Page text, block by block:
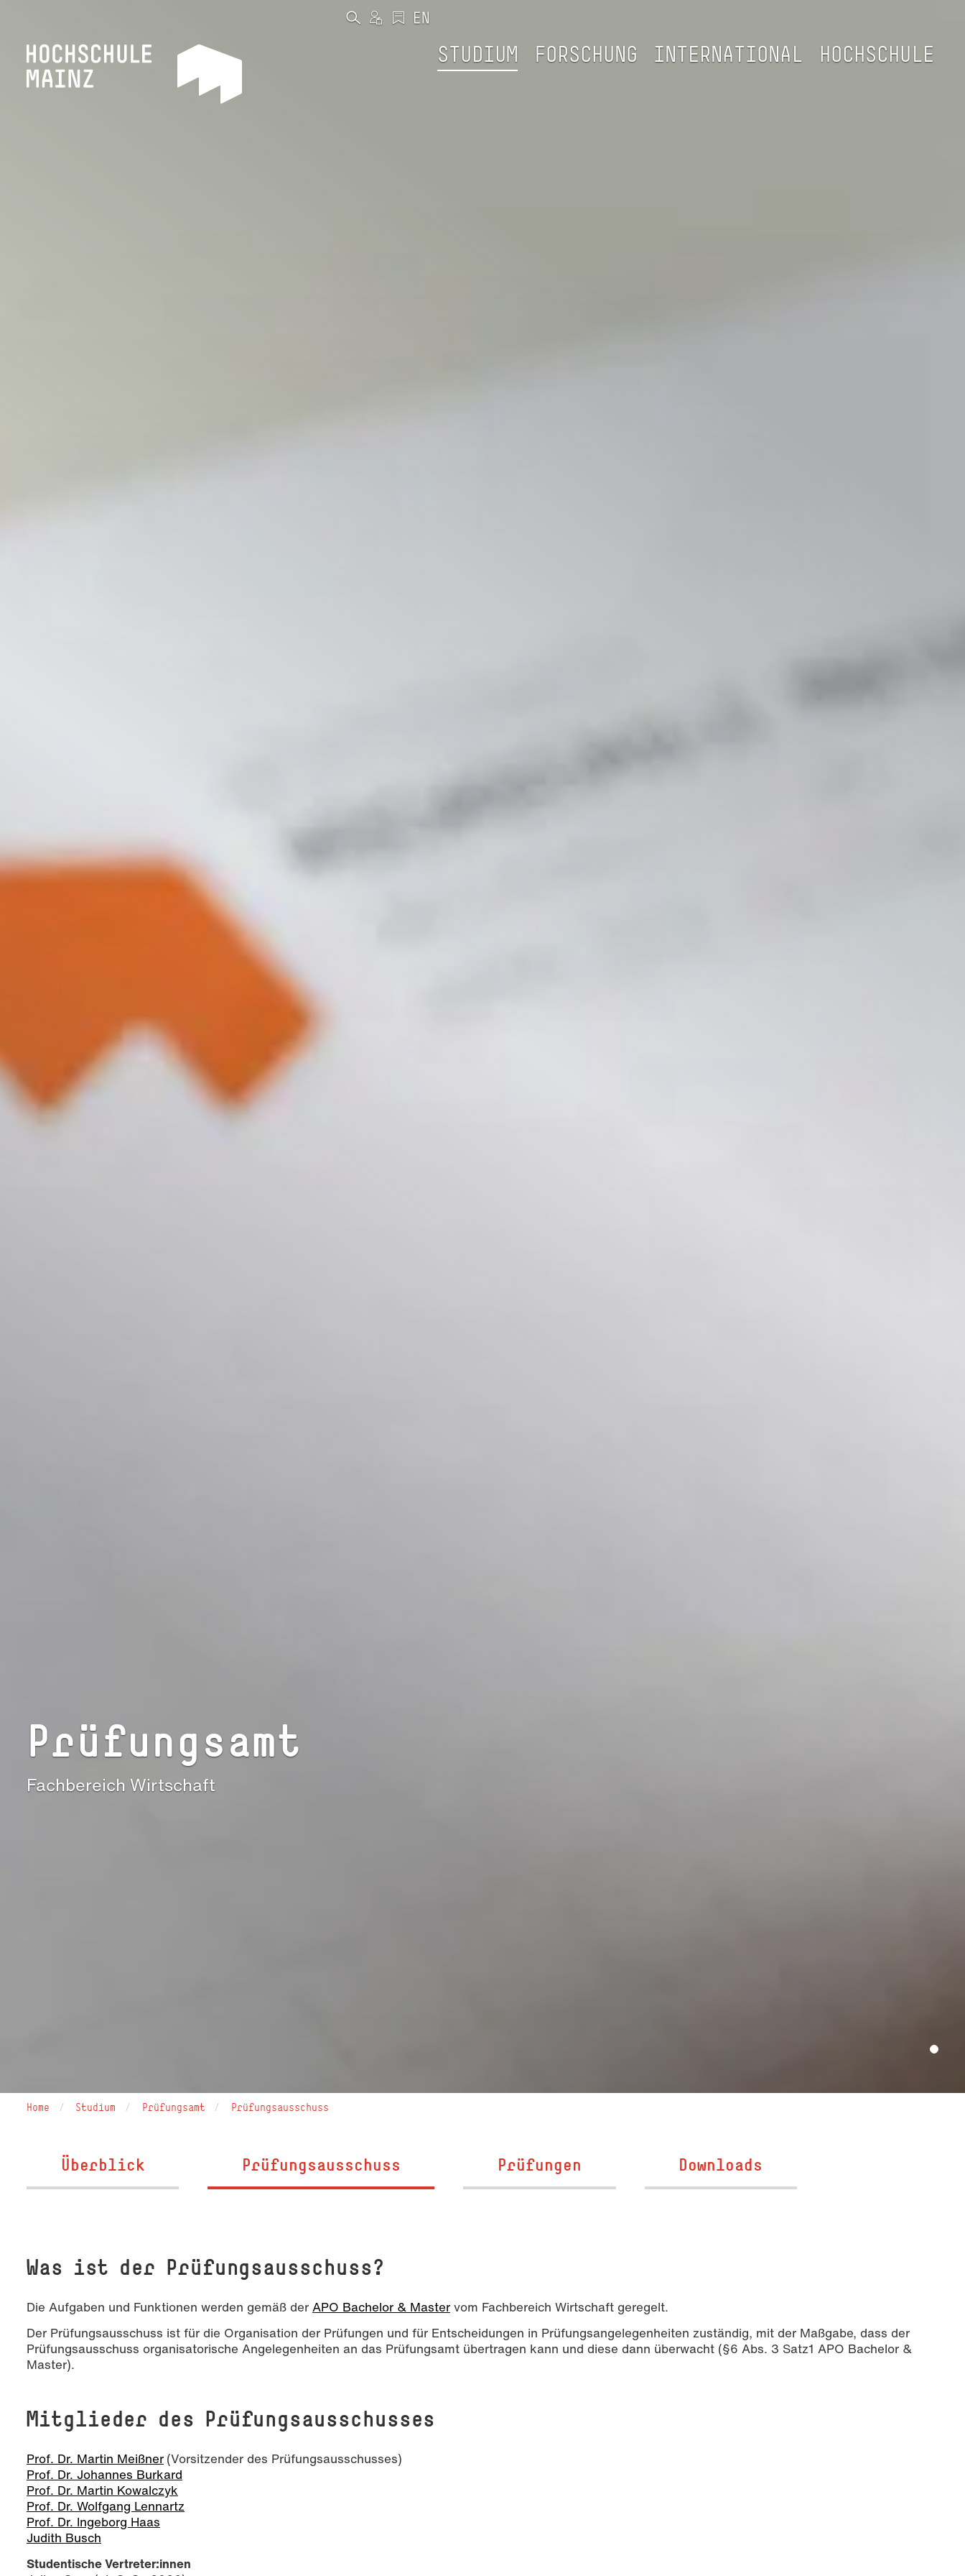
STUDIUM FORSCHUNG INTERNATIONAL HOCHSCHULE
Prüfungsamt
Fachbereich Wirtschaft
Home Studium Prüfungsamt Prüfungsausschuss
Überblick Prüfungsausschuss Prüfungen Downloads
Was ist der Prüfungsausschuss?
Die Aufgaben und Funktionen werden gemäß der APO Bachelor & Master vom Fachbereich Wirtschaft geregelt.
Der Prüfungsausschuss ist für die Organisation der Prüfungen und für Entscheidungen in Prüfungsangelegenheiten zuständig, mit der Maßgabe, dass der
Prüfungsausschuss organisatorische Angelegenheiten an das Prüfungsamt übertragen kann und diese dann überwacht (§6 Abs. 3 Satz1 APO Bachelor &
Master).
Mitglieder des Prüfungsausschusses
Prof. Dr. Martin Meißner (Vorsitzender des Prüfungsausschusses)
Prof. Dr. Johannes Burkard
Prof. Dr. Martin Kowalczyk
Prof. Dr. Wolfgang Lennartz
Prof. Dr. Ingeborg Haas
Judith Busch
Studentische Vertreter:innen